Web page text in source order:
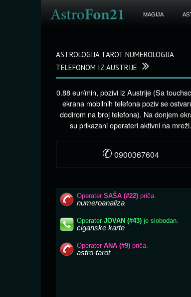
MAGIJA
ASTROLOGIJA TAROT NUMEROLOGIJA
TELEFONOM IZ AUSTRIJE
0.88 eur/min, pozivi iz Austrije (Sa
ekrana mobilnih telefona poziv se
dodirom na broj telefona). Na donjem
su prikazani operateri aktivni na mreži.
✆ 0900367604